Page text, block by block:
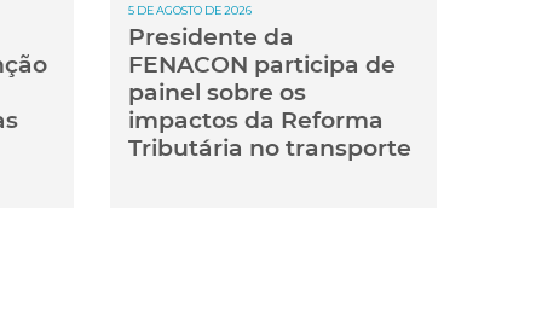
5 DE AGOSTO DE 2026
Presidente da
FENACON participa de
painel sobre os
impactos da Reforma
Tributária no transporte